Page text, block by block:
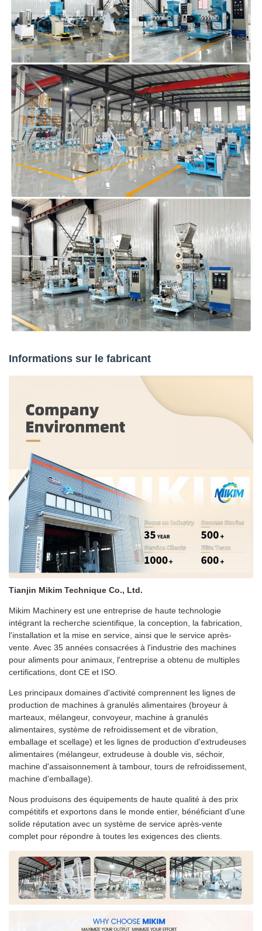
Informations sur le fabricant
Tianjin Mikim Technique Co., Ltd.
Mikim Machinery est une entreprise de haute technologie
intégrant la recherche scientifique, la conception, la fabrication,
l'installation et la mise en service, ainsi que le service après-
vente. Avec 35 années consacrées à l'industrie des machines
pour aliments pour animaux, l'entreprise a obtenu de multiples
certifications, dont CE et ISO.
Les principaux domaines d'activité comprennent les lignes de
production de machines à granulés alimentaires (broyeur à
marteaux, mélangeur, convoyeur, machine à granulés
alimentaires, système de refroidissement et de vibration,
emballage et scellage) et les lignes de production d'extrudeuses
alimentaires (mélangeur, extrudeuse à double vis, séchoir,
machine d'assaisonnement à tambour, tours de refroidissement,
machine d'emballage).
Nous produisons des équipements de haute qualité à des prix
compétitifs et exportons dans le monde entier, bénéficiant d'une
solide réputation avec un système de service après-vente
complet pour répondre à toutes les exigences des clients.